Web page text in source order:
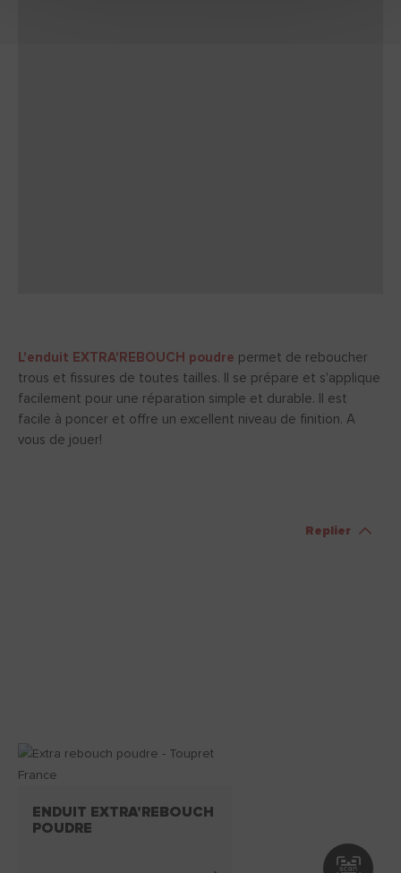
L'enduit EXTRA'REBOUCH poudre permet de reboucher
trous et fissures de toutes tailles. Il se prépare et s'applique
facilement pour une réparation simple et durable. Il est
facile à poncer et offre un excellent niveau de finition. A
vous de jouer!
Replier
ENDUIT EXTRA'REBOUCH
POUDRE